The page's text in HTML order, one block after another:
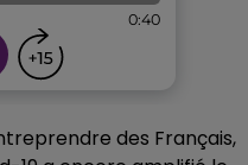
des Français,